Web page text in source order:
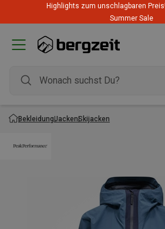
Highlights zum unschlagbaren
Summer Sale
BekleidungJackenSkijacken